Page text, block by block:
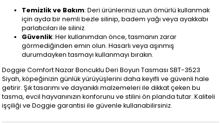
Temizlik ve Bakım: Deri ürünlerinizi uzun ömürlü kullanmak
için ayda bir nemli bezle silinip, badem yağı veya ayakkabı
parlatıcıları ile siliniz.
Güvenlik: Her kullanımdan önce, tasmanın zarar
görmediğinden emin olun. Hasarlı veya aşınmış
durumdayken tasmayı kullanmayı bırakın.
Doggie Comfort Nazar Boncuklu Deri Boyun Tasması SBT-3523
Siyah, köpeğinizin günlük yürüyüşlerini daha keyifli ve güvenli hale
getirir. Şık tasarımı ve dayanıklı malzemeleri ile dikkat çeken bu
tasma, evcil hayvanınızın konforunu ve stilini ön planda tutar. Kaliteli
işçiliği ve Doggie garantisi ile güvenle kullanabilirsiniz.